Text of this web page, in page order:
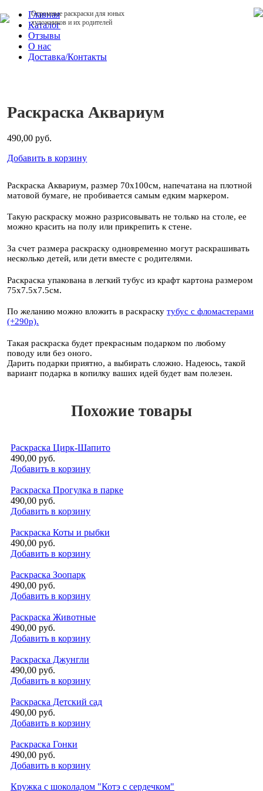
Огромные раскраски для юных
художников и их родителей
Главная
Каталог
Отзывы
О нас
Доставка/Контакты
Раскраска Аквариум
490,00 руб.
Добавить в корзину
Раскраска Аквариум, размер 70х100см, напечатана на плотной
матовой бумаге, не пробивается самым едким маркером.
Такую раскраску можно разрисовывать не только на столе, ее
можно красить на полу или прикрепить к стене.
За счет размера раскраску одновременно могут раскрашивать
несколько детей, или дети вместе с родителями.
Раскраска упакована в легкий тубус из крафт картона размером
75х7.5х7.5см.
По желанию можно вложить в раскраскутубус с фломастерами
(+290р).
Такая раскраска будет прекрасным подарком по любому
поводу или без оного.
Дарить подарки приятно, а выбирать сложно. Надеюсь, такой
вариант подарка в копилку ваших идей будет вам полезен.
Похожие товары
Раскраска Цирк-Шапито
490,00 руб.
Добавить в корзину
Раскраска Прогулка в парке
490,00 руб.
Добавить в корзину
Раскраска Коты и рыбки
490,00 руб.
Добавить в корзину
Раскраска Зоопарк
490,00 руб.
Добавить в корзину
Раскраска Животные
490,00 руб.
Добавить в корзину
Раскраска Джунгли
490,00 руб.
Добавить в корзину
Раскраска Детский сад
490,00 руб.
Добавить в корзину
Раскраска Гонки
490,00 руб.
Добавить в корзину
Кружка с шоколадом "Котэ с сердечком"